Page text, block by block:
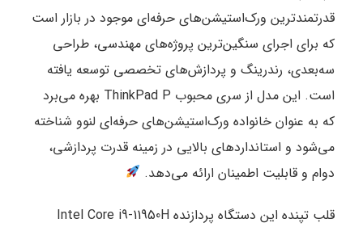
قدرتمندترین ورک‌استیشن‌های حرفه‌ای موجود در بازار است
که برای اجرای سنگین‌ترین پروژه‌های مهندسی، طراحی
سه‌بعدی، رندرینگ و پردازش‌های تخصصی توسعه یافته
است. این مدل از سری محبوب ThinkPad P بهره می‌برد
که به عنوان خانواده ورک‌استیشن‌های حرفه‌ای لنوو شناخته
می‌شود و استانداردهای بالایی در زمینه قدرت پردازشی،
دوام و قابلیت اطمینان ارائه می‌دهد.
قلب تپنده این دستگاه پردازنده Intel Core i9-11950H